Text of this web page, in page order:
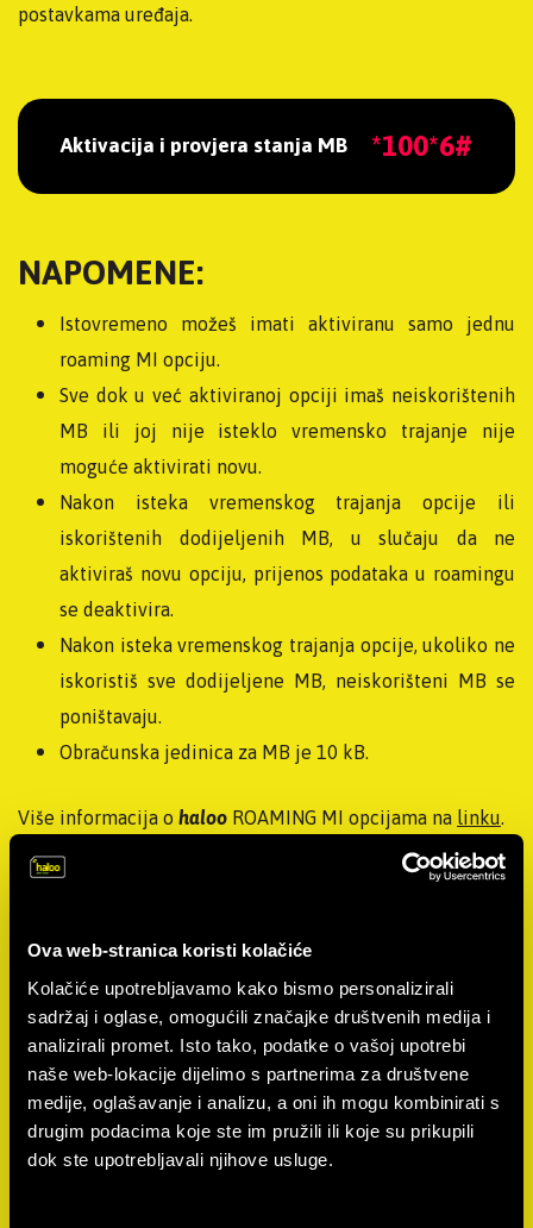
Ova web-stranica koristi kolačiće
Kolačiće upotrebljavamo kako bismo personalizirali
sadržaj i oglase, omogućili značajke društvenih medija i
analizirali promet. Isto tako, podatke o vašoj upotrebi
naše web-lokacije dijelimo s partnerima za društvene
medije, oglašavanje i analizu, a oni ih mogu kombinirati s
drugim podacima koje ste im pružili ili koje su prikupili
dok ste upotrebljavali njihove usluge.
postavkama uređaja.
Aktivacija i provjera stanja MB *100*6#
NAPOMENE:
Istovremeno možeš imati aktiviranu samo jednu
roaming MI opciju.
Sve dok u već aktiviranoj opciji imaš neiskorištenih
MB ili joj nije isteklo vremensko trajanje nije
moguće aktivirati novu.
Nakon isteka vremenskog trajanja opcije ili
iskorištenih dodijeljenih MB, u slučaju da ne
aktiviraš novu opciju, prijenos podataka u roamingu
se deaktivira.
Nakon isteka vremenskog trajanja opcije, ukoliko ne
iskoristiš sve dodijeljene MB, neiskorišteni MB se
poništavaju.
Obračunska jedinica za MB je 10 kB.
Više informacija o haloo ROAMING MI opcijama na linku.
Više informacijao promo ponudi za
ROAMING MI
Opcija Zapadni Balkan